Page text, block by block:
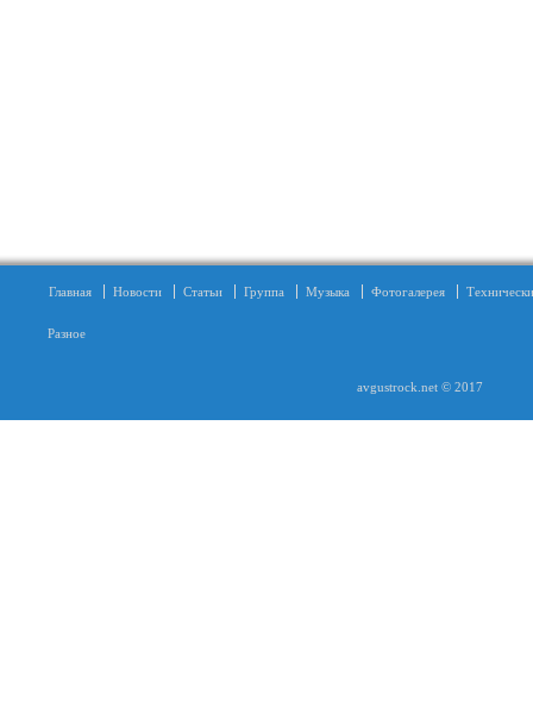
Главная Новости Статьи Группа Музыка Фотогалерея
Разное
avgustrock.net © 2017